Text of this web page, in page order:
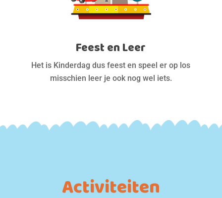
Feest en Leer
Het is Kinderdag dus feest en speel er op los
misschien leer je ook nog wel iets.
Activiteiten